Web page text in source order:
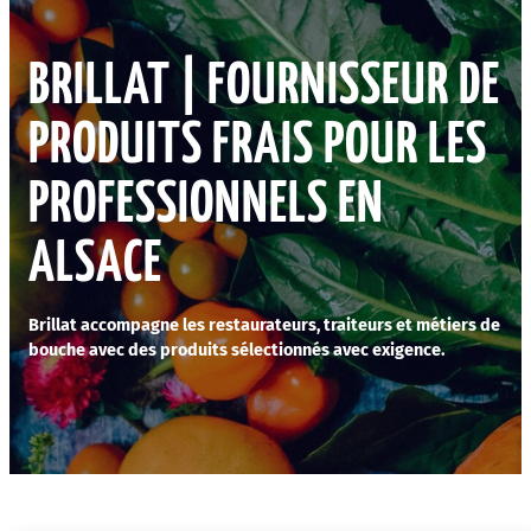
BRILLAT |FOURNISSEUR DE
PRODUITS FRAIS POUR LES
PROFESSIONNELSEN
ALSACE
Brillat accompagne les restaurateurs, traiteurs et métiers de
bouche avec des produits sélectionnés avec exigence.